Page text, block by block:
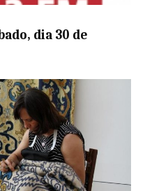
dia 30 de